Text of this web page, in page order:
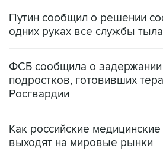
Путин сообщил о решении
одних руках все службы
ФСБ сообщила о
подростков, готовивших
Росгвардии
Как российские медицинские
выходят на мировые рынки